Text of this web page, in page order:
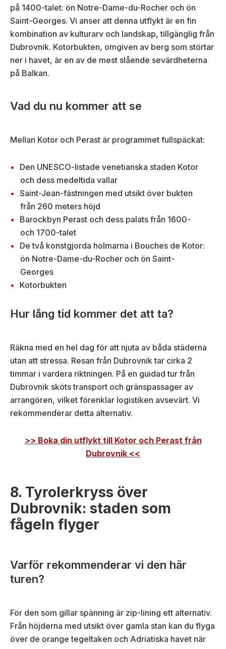
på 1400-talet: ön Notre-Dame-du-Rocher och ön
Saint-Georges. Vi anser att denna utflykt är en fin
kombination av kulturarv och landskap, tillgänglig från
Dubrovnik. Kotorbukten, omgiven av berg som störtar
ner i havet, är en av de mest slående sevärdheterna
på Balkan.
Vad du nu kommer att se
Mellan Kotor och Perast är programmet fullspäckat:
Den UNESCO-listade venetianska staden Kotor
och dess medeltida vallar
Saint-Jean-fästningen med utsikt över bukten
från 260 meters höjd
Barockbyn Perast och dess palats från 1600-
och 1700-talet
De två konstgjorda holmarna i Bouches de Kotor:
ön Notre-Dame-du-Rocher och ön Saint-
Georges
Kotorbukten
Hur lång tid kommer det att ta?
Räkna med en hel dag för att njuta av båda städerna
utan att stressa. Resan från Dubrovnik tar cirka 2
timmar i vardera riktningen. På en guidad tur från
Dubrovnik sköts transport och gränspassager av
arrangören, vilket förenklar logistiken avsevärt. Vi
rekommenderar detta alternativ.
>> Boka din utflykt till Kotor och Perast från
Dubrovnik <<
8. Tyrolerkryss över
Dubrovnik: staden som
fågeln flyger
Varför rekommenderar vi den här
turen?
För den som gillar spänning är zip-lining ett alternativ.
Från höjderna med utsikt över gamla stan kan du flyga
över de orange tegeltaken och Adriatiska havet när